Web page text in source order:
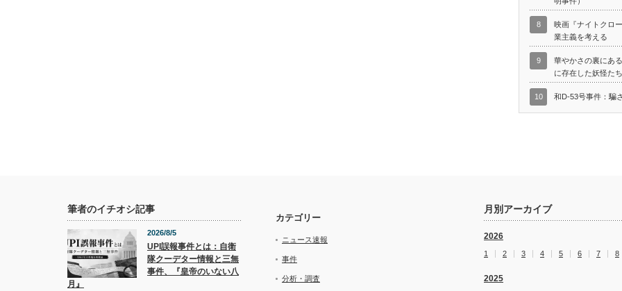
8
映画『ナイトクロ
業主義を考える
9
華やかさの裏にあ
に存在した妖怪たち
10 和D-53号事件：騙
筆者のイチオシ記事
2026/8/5
UPI誤報事件とは：自衛
隊クーデター情報と三無
事件、『皇帝のいない八
月』
カテゴリー
ニュース速報
事件
分析・調査
月別アーカイブ
2026
1 2 3 4 5 6 7 8
2025